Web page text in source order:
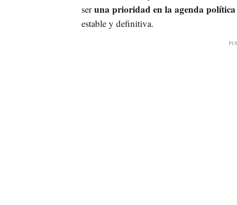
seruna prioridad en la agenda política
estable y definitiva.